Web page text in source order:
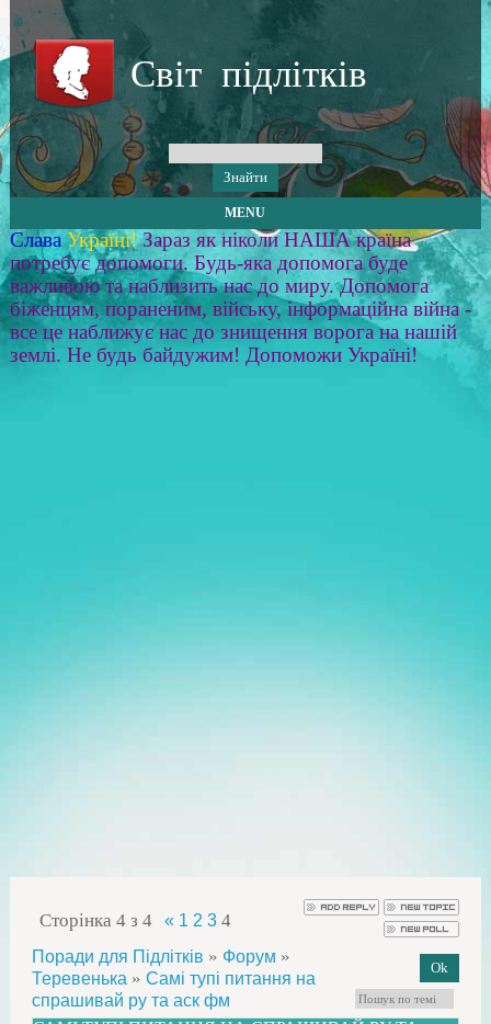
Світ підлітків
MENU
Слава Україні! Зараз як ніколи НАША країна
потребує допомоги. Будь-яка допомога буде
важливою та наблизить нас до миру. Допомога
біженцям, пораненим, війську, інформаційна війна -
все це наближує нас до знищення ворога на нашій
землі. Не будь байдужим! Допоможи Україні!
Сторінка 4з 4 « 1 2 3 4
Поради для Підлітків » Форум »
Теревенька » Самі тупі питання на
спрашивай ру та аск фм